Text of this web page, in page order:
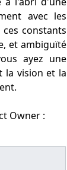
avec les
constants
et ambiguïté
ayez une
la vision et la
Owner :